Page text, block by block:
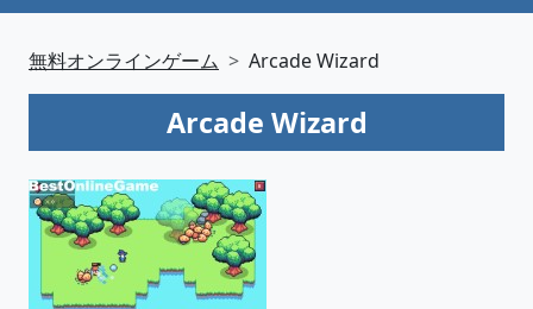
無料オンラインゲーム Arcade Wizard
Arcade Wizard